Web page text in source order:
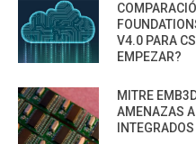
V4.0 PARA
EMPEZAR?
MITRE
AMENAZAS